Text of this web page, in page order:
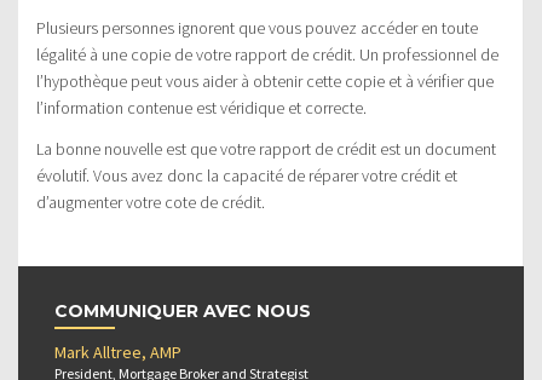
Plusieurs personnes ignorent que vous pouvez accéder en toute
légalité à une copie de votre rapport de crédit. Un professionnel de
l’hypothèque peut vous aider à obtenir cette copie et à vérifier que
l’information contenue est véridique et correcte.
La bonne nouvelle est que votre rapport de crédit est un document
évolutif. Vous avez donc la capacité de réparer votre crédit et
d’augmenter votre cote de crédit.
COMMUNIQUER AVEC NOUS
Mark Alltree, AMP
President, Mortgage Broker and Strategist